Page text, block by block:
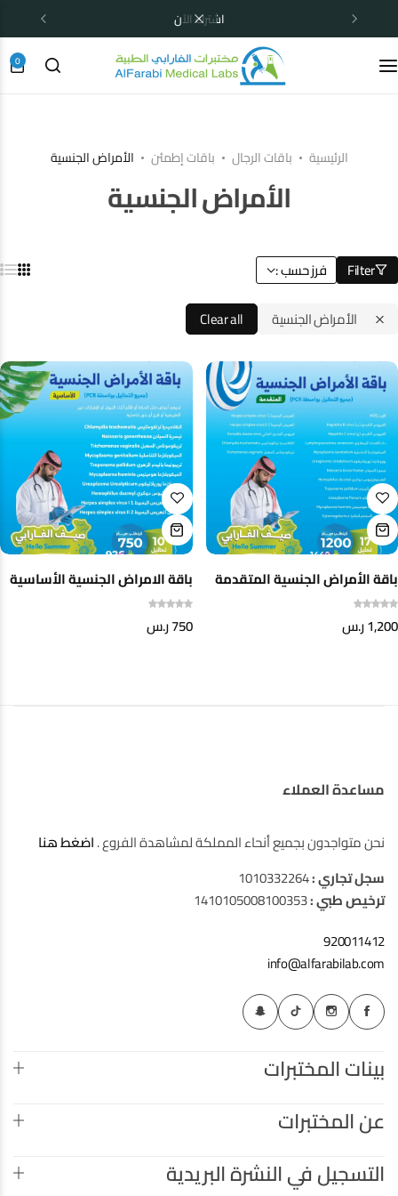
اشترك الآن
0
الرئيسية باقات الرجال باقات إطمئن الأمراض الجنسية
الأمراض الجنسية
Filter
فرز حسب :
الأمراض الجنسية
Clear all
باقة الأمراض الجنسية المتقدمة
1,200ر.س
باقة الامراض الجنسية الأساسية
750ر.س
مساعدة العملاء
نحن متواجدون بجميع أنحاء المملكة لمشاهدة الفروع .اضغط هنا
سجل تجاري :1010332264
ترخيص طبي :1410105008100353
920011412
info@alfarabilab.com
بينات المختبرات
عن المختبرات
التسجيل في النشرة البريدية